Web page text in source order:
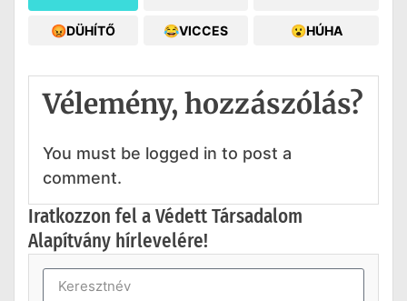
😡DÜHÍTŐ 😂VICCES 😮HÚHA
Vélemény, hozzászólás?
You must be logged in to post a
comment.
Iratkozzon fel a Védett Társadalom
Alapítvány hírlevelére!